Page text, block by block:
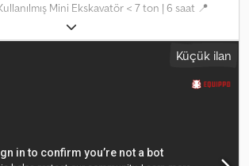
Mini Ekskavatör < 7 ton | 6 saat 📍
Teslimat, istediğiniz yere yapılabilir – Nakliye
etmek için nakliye hesaplama aracımızı
EUR karşılığında satın alın veya bir teklif
karşılığında teslimatta ödeme yapılabilir
Bağımsız bir uzman tarafından incelenmiştir 0
"41078 Equippo" referansı sıklıkla
Küçük ilan